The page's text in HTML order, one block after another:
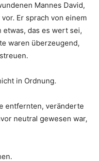
Mannes David,
Er sprach von einem
das es wert sei,
waren überzeugend,
in Ordnung.
entfernten, veränderte
neutral gewesen war,